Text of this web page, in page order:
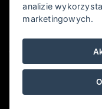
LHHOTELS
analizie
marketingowych.